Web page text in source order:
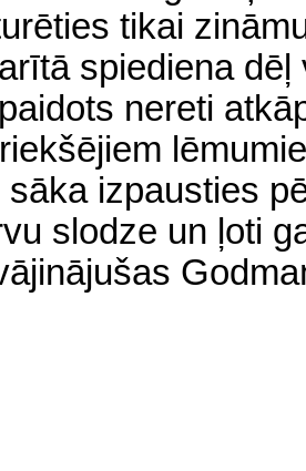
tikai
spiediena dēļ
nereti
sāka izpausties
slodze un ļoti